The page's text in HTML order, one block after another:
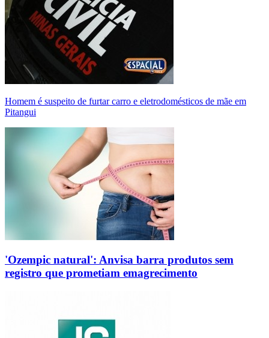
Homem é suspeito de furtar carro e eletrodomésticos de mãe em
Pitangui
'Ozempic natural': Anvisa barra produtos sem
registro que prometiam emagrecimento